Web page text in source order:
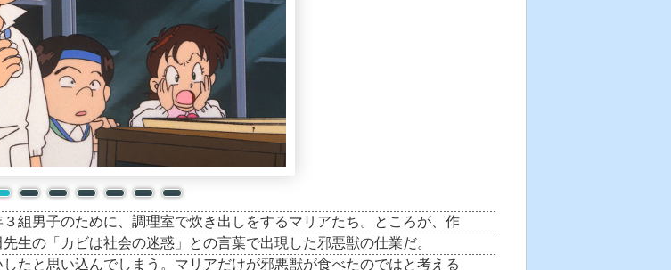
組男子のために、調理室で炊き出しをするマリアたち。ところが、作
生の「カビは社会の迷惑」との言葉で出現した邪悪獣の仕業だ。
たと思い込んでしまう。マリアだけが邪悪獣が食べたのではと考える